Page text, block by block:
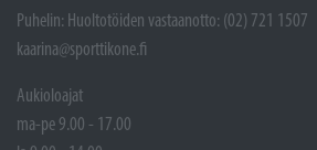
Puhelin: Huoltotöiden vastaanotto: (02) 721 1507
kaarina@sporttikone.fi
Aukioloajat
ma-pe 9.00 - 17.00